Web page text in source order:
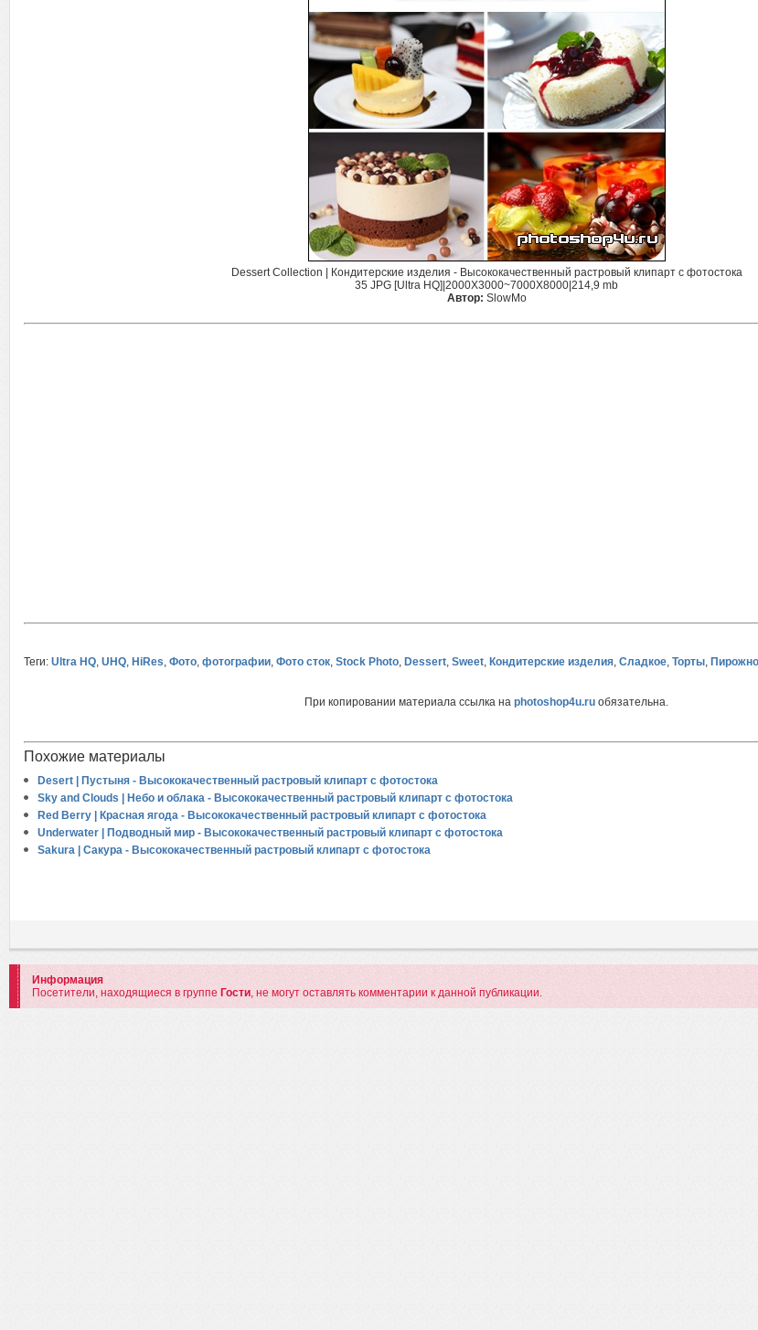
Dessert Collection | Кондитерские изделия - Высококачественный растровый клипарт с фотостока
35 JPG [Ultra HQ]|2000X3000~7000X8000|214,9 mb
Автор: SlowMo
Теги: Ultra HQ, UHQ, HiRes, Фото, фотографии, Фото сток, Stock Photo, Dessert, Sweet, Кондитерские изделия, Сладкое, Торты,
При копировании материала ссылка на photoshop4u.ru обязательна.
Похожие материалы
Desert | Пустыня - Высококачественный растровый клипарт с фотостока
Sky and Clouds | Небо и облака - Высококачественный растровый клипарт с фотостока
Red Berry | Красная ягода - Высококачественный растровый клипарт с фотостока
Underwater | Подводный мир - Высококачественный растровый клипарт с фотостока
Sakura | Сакура - Высококачественный растровый клипарт с фотостока
Информация
Посетители, находящиеся в группе Гости, не могут оставлять комментарии к данной публикации.